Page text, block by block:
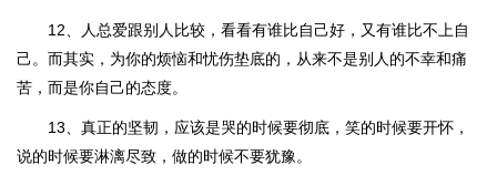
12、人总爱跟别人比较，看看有谁比自己好，又有谁比不上自
己。而其实，为你的烦恼和忧伤垫底的，从来不是别人的不幸和痛
苦，而是你自己的态度。
13、真正的坚韧，应该是哭的时候要彻底，笑的时候要开怀，
说的时候要淋漓尽致，做的时候不要犹豫。